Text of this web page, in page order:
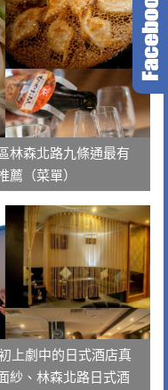
林森北路九條通最有
薦（菜單）
上劇中的日式酒店真
紗、林森北路日式酒